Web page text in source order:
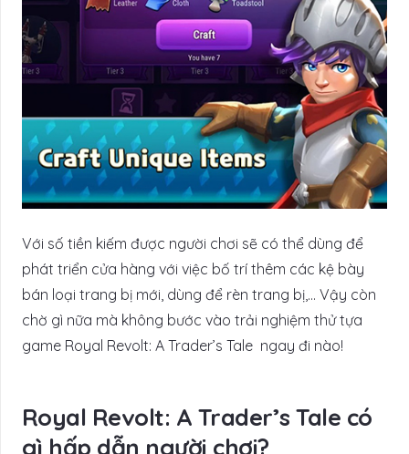
Với số tiền kiếm được người chơi sẽ có thể dùng để
phát triển cửa hàng với việc bố trí thêm các kệ bày
bán loại trang bị mới, dùng để rèn trang bị,… Vậy còn
chờ gì nữa mà không bước vào trải nghiệm thử tựa
game Royal Revolt: A Trader’s Tale ngay đi nào!
Royal Revolt: A Trader’s Tale có
gì hấp dẫn người chơi?